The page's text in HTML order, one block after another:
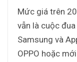
Mức giá trên
vẫn là cuộc
Samsung và
OPPO hoặc